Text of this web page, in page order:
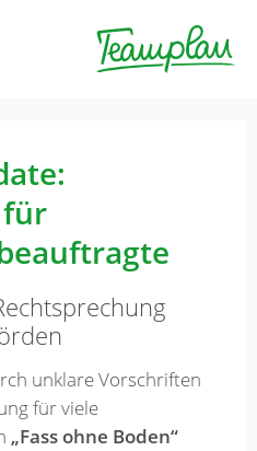
unklare Vorschriften
für viele
„Fass ohne Boden“